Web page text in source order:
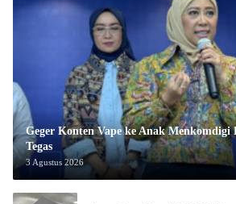
Geger Konten Vape ke Anak Menkomdigi
Tegas
3 Agustus 2026